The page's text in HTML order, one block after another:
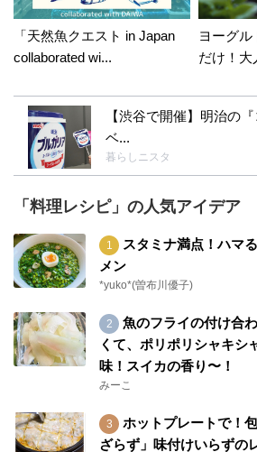
「天然魚クエスト in Japan
collaborated wi...
ヨーグル
だけ！大
【渋谷で開催】明治の
ベ...
暮らしニスタ
「料理レシピ」の人気アイデア
スタミナ満点！ハマ
メン
*yuko*(曽布川優子)
魚のフライの付け合
くて、ポリポリシャキシ
味！スイカの香り〜！
みーこ
ホットプレートで！
ざらず」味付けいらずの